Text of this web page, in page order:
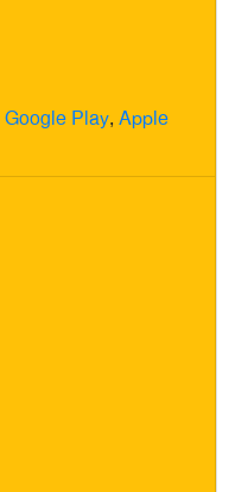
Google Play, Apple